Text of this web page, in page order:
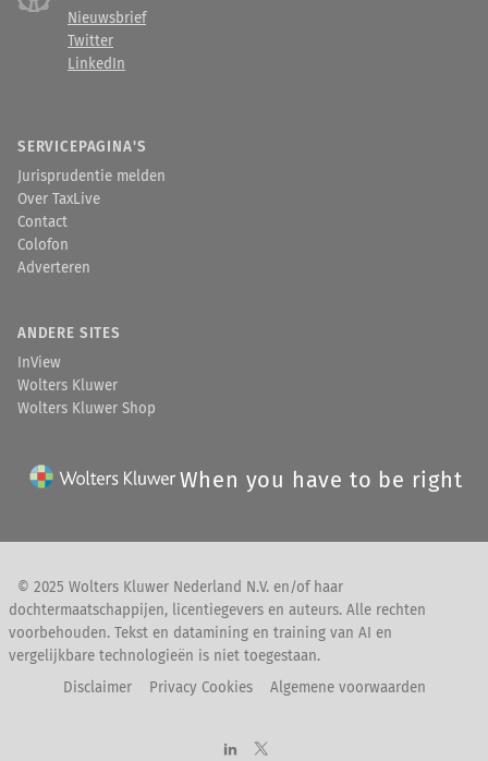
Nieuwsbrief
Twitter
LinkedIn
SERVICEPAGINA'S
Jurisprudentie melden
Over TaxLive
Contact
Colofon
Adverteren
ANDERE SITES
InView
Wolters Kluwer
Wolters Kluwer Shop
When you have to be right
© 2025 Wolters Kluwer Nederland N.V. en/of haar
dochtermaatschappijen, licentiegevers en auteurs. Alle rechten
voorbehouden. Tekst en datamining en training van AI en
vergelijkbare technologieën is niet toegestaan.
Disclaimer
Privacy Cookies Algemene voorwaarden